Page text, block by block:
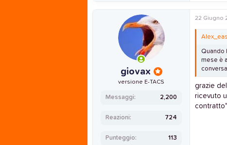
giovax
versione E-TACS
Messaggi 2,200
Reazioni 724
Punteggio 113
22 Giugno
Quando
mese è
grazie
ricevuto
contratto"